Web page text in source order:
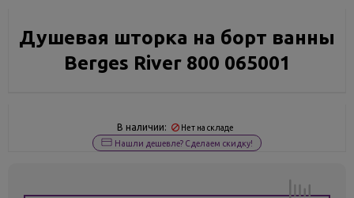
Душевая шторка на борт ванны
Berges River 800 065001
В наличии: Нет на складе
Нашли дешевле? Сделаем скидку!